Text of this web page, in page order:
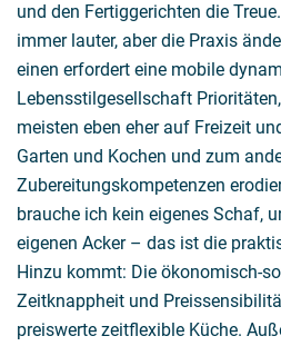
und den Fertiggerichten die
immer lauter, aber die Praxis
einen erfordert eine mobile
Lebensstilgesellschaft
meisten eben eher auf Freizeit
Garten und Kochen und zum
Zubereitungskompetenzen
brauche ich kein eigenes Schaf,
eigenen Acker – das ist die
Hinzu kommt: Die ökonomisch-
Zeitknappheit und
preiswerte zeitflexible Küche.